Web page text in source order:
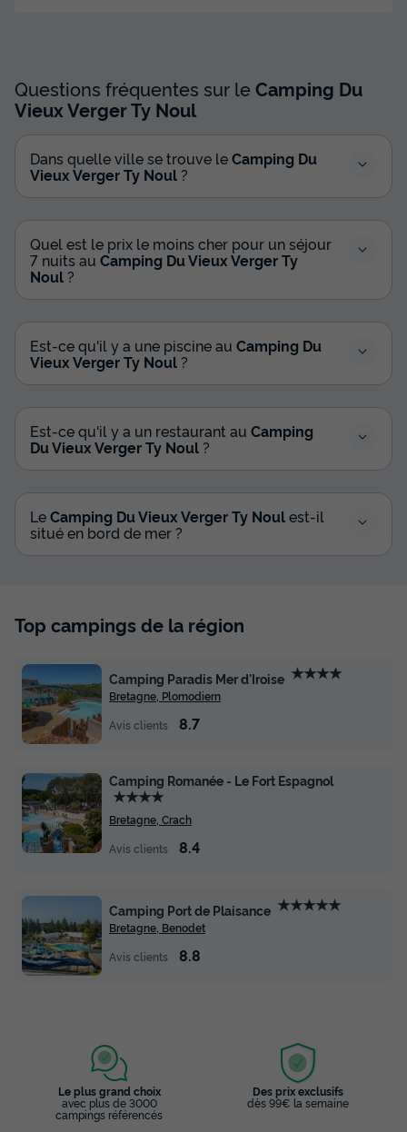
Questions fréquentes sur leCamping Du
Vieux Verger Ty Noul
Dans quelle ville se trouve leCamping Du
Vieux Verger Ty Noul ?
Quel est le prix le moins cher pour un séjour
7 nuits au Camping Du Vieux Verger Ty
Noul ?
Est-ce qu'il y a une piscine au Camping Du
Vieux Verger Ty Noul ?
Est-ce qu'il y a un restaurant au Camping
Du Vieux Verger Ty Noul ?
LeCamping Du Vieux Verger Ty Noulest-il
situé en bord de mer ?
Top campings de la région
Camping Paradis Mer d'Iroise ★★★★
Bretagne, Plomodiern
Avis clients
8.7
Camping Romanée - Le Fort Espagnol
★★★★
Bretagne, Crach
Avis clients
8.4
Camping Port de Plaisance ★★★★★
Bretagne, Benodet
Avis clients
8.8
Le plus grand choix
avec plus de 3000
campings référencés
Des prix exclusifs
dès 99€ la semaine